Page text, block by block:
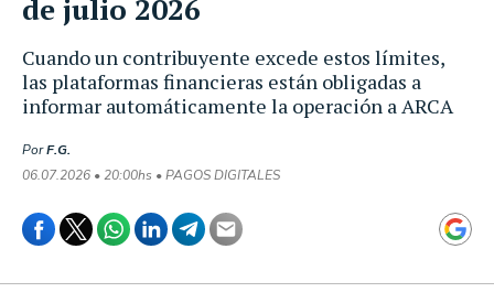
Cuando un contribuyente excede estos límites,
las plataformas financieras están obligadas a
informar automáticamente la operación a ARCA
PorF.G.
06.07.2026 • 20:00hs • PAGOS DIGITALES
de julio 2026